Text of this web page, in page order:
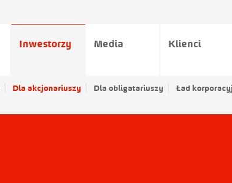
Inwestorzy
Dla akcjonariuszy Dla obligatariuszy Ład
Media Klienci